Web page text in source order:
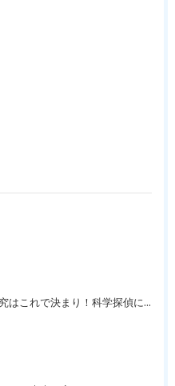
今年の自由研究はこれで決まり！科学探偵になって指紋の謎を解き明かそう！｜元中学高校教員で私立学校の放課後校内塾を経営する西宮・今津の習いごと教室＆自習塾WillBe